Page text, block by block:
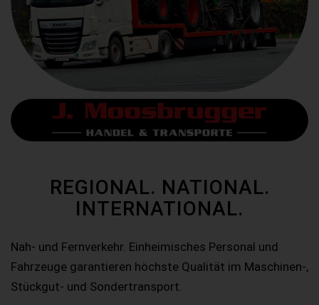
REGIONAL. NATIONAL.
INTERNATIONAL.
Nah- und Fernverkehr. Einheimisches Personal und
Fahrzeuge garantieren höchste Qualität im Maschinen-,
Stückgut- und Sondertransport.